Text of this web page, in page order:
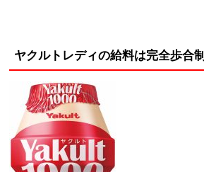
ヤクルトレディの給料は完全歩合制